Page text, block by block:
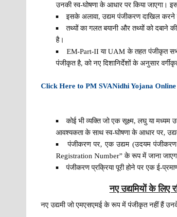
उनकी स्व-घोषणा के आधार पर किया जाएगा।
इसके अलावा, उद्यम पंजीकरण दाखिल करने
तथ्यों का गलत बयानी और तथ्यों को दबाने
है।
EM-Part-II या UAM के तहत पंजीकृत
पंजीकृत है, को नए दिशानिर्देशों के अनुसार
Click Here to PM SVANidhi Yojana
कोई भी व्यक्ति जो एक सूक्ष्म, लघु या मध्यम
आवश्यकता के साथ स्व-घोषणा के आधार पर,
पंजीकरण पर, एक उद्यम (उदयम पंजीकरण
Registration Number” के रूप में जाना
पंजीकरण प्रक्रिया पूरी होने पर एक ई-
नए उद्यमियों के
नए उद्यमी जो एमएसएमई के रूप में पंजीकृत नहीं हैं